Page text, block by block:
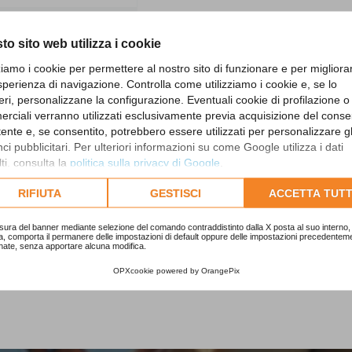
sito web utilizza i cookie
i cookie per permettere al nostro sito di funzionare e per
di navigazione. Controlla come utilizziamo i cookie e, se lo
personalizzane la configurazione. Eventuali cookie di profilazione o
verranno utilizzati esclusivamente previa acquisizione del
e, se consentito, potrebbero essere utilizzati per personalizzare
pubblicitari. Per ulteriori informazioni su come Google utilizza i dati
consulta la politica sulla privacy di Google
l'informativa cookie completa.
RIFIUTA GESTISCI ACCETTA
del banner mediante selezione del comando contraddistinto dalla X posta al suo interno,
comporta il permanere delle impostazioni di default oppure delle impostazioni
senza apportare alcuna modifica.
OPXcookie powered by OrangePix
Copertura
automatica di
sicurezza PoolLock
per piscina
POOLLOCK
Richiedi informazioni
1-5 su 5 articoli
Mostrando 1 - 5 di